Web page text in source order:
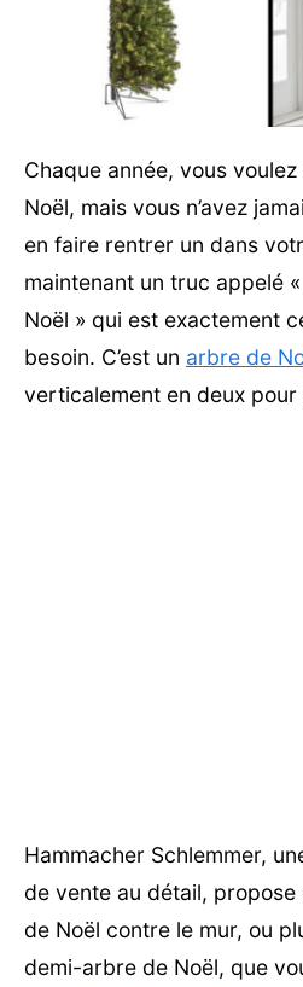
Chaque année, vous
Noël, mais vous n’avez
en faire rentrer un dans
maintenant un truc appelé
Noël » qui est exactement
besoin. C’est un arbre de
verticalement en deux
Hammacher Schlemmer,
de vente au détail, propose
de Noël contre le mur, ou
demi-arbre de Noël, que